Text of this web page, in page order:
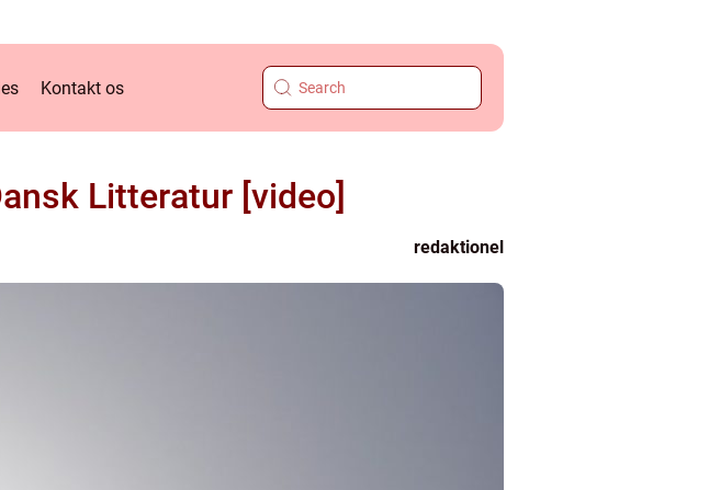
Kontakt os
Litteratur [video]
redaktionel